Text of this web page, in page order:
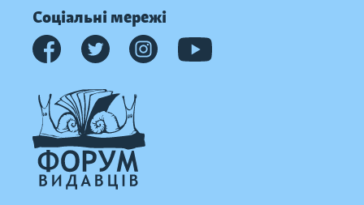
Соціальні мережі